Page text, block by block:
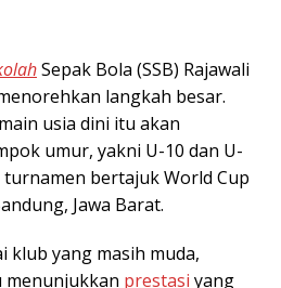
Sepak Bola (SSB) Rajawali
langkah besar.
usia dini itu akan
umur, yakni U-10 dan U-
bertajuk World Cup
Jawa Barat.
klub yang masih muda,
menunjukkan prestasi yang